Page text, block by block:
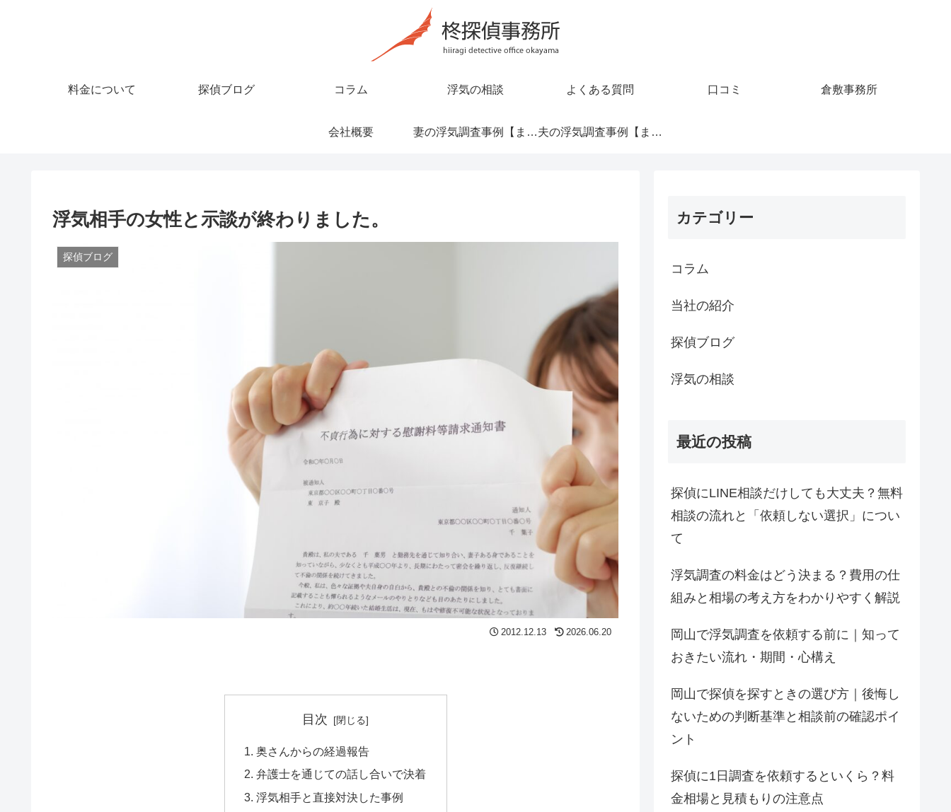
料金について 探偵ブログ コラム 浮気の相談 よくある質問 口コミ 倉敷事務所
会社概要 妻の浮気調査事例【まとめ】 夫の浮気調査事例【まとめ】
浮気相手の女性と示談が終わりました。
探偵ブログ
2012.12.13 2026.06.20
目次
奥さんからの経過報告
弁護士を通じての話し合いで決着
浮気相手と直接対決した事例
カテゴリー
コラム
当社の紹介
探偵ブログ
浮気の相談
最近の投稿
探偵にLINE相談だけしても大丈夫？無料
相談の流れと「依頼しない選択」につい
て
浮気調査の料金はどう決まる？費用の仕
組みと相場の考え方をわかりやすく解説
岡山で浮気調査を依頼する前に｜知って
おきたい流れ・期間・心構え
岡山で探偵を探すときの選び方｜後悔し
ないための判断基準と相談前の確認ポイ
ント
探偵に1日調査を依頼するといくら？料
金相場と見積もりの注意点